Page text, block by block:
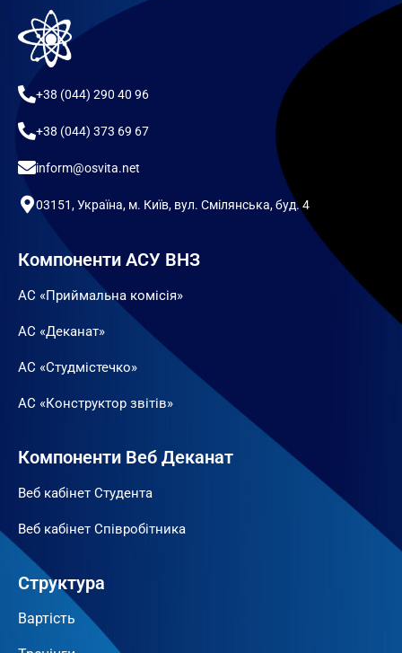
+38 (044) 290 40 96
+38 (044) 373 69 67
inform@osvita.net
03151, Україна, м. Київ, вул. Смілянська, буд. 4
Компоненти АСУ ВНЗ
АС «Приймальна комісія»
АС «Деканат»
АС «Студмістечко»
АС «Конструктор звітів»
Компоненти Веб Деканат
Веб кабінет Студента
Веб кабінет Співробітника
Структура
Вартість